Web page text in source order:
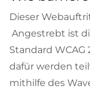
Dieser
Angestrebt ist
Standard WCAG
dafür werden
mithilfe des